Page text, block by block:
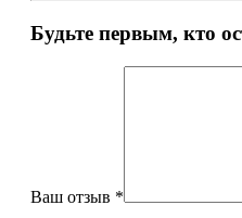
Будьте первым, кто
Ваш отзыв *